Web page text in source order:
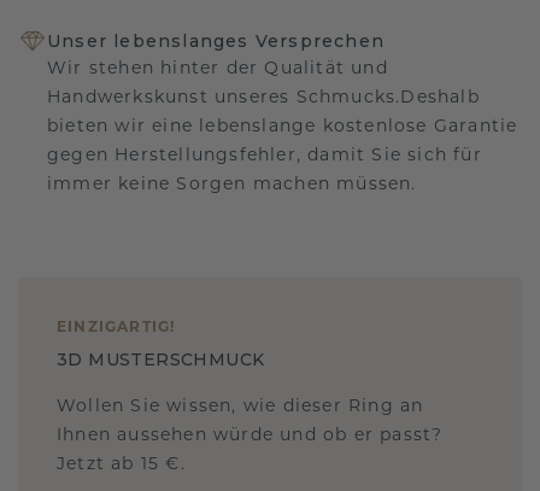
Unser lebenslanges Versprechen
Wir stehen hinter der Qualität und
Handwerkskunst unseres Schmucks.Deshalb
bieten wir eine lebenslange kostenlose Garantie
gegen Herstellungsfehler, damit Sie sich für
immer keine Sorgen machen müssen.
EINZIGARTIG !
3D MUSTERSCHMUCK
Wollen Sie wissen, wie dieser Ring an
Ihnen aussehen würde und ob er passt?
Jetzt ab 15 €.